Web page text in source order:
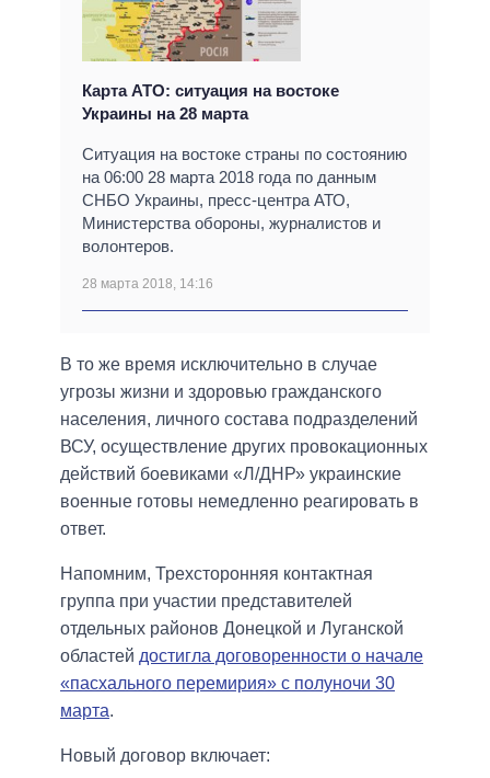
Карта АТО: ситуация на востоке
Украины на 28 марта
Ситуация на востоке страны по состоянию
на 06:00 28 марта 2018 года по данным
СНБО Украины, пресс-центра АТО,
Министерства обороны, журналистов и
волонтеров.
28 марта 2018, 14:16
В то же время исключительно в случае
угрозы жизни и здоровью гражданского
населения, личного состава подразделений
ВСУ, осуществление других провокационных
действий боевиками «Л/ДНР» украинские
военные готовы немедленно реагировать в
ответ.
Напомним, Трехсторонняя контактная
группа при участии представителей
отдельных районов Донецкой и Луганской
областей достигла договоренности о начале
«пасхального перемирия» с полуночи 30
марта.
Новый договор включает: